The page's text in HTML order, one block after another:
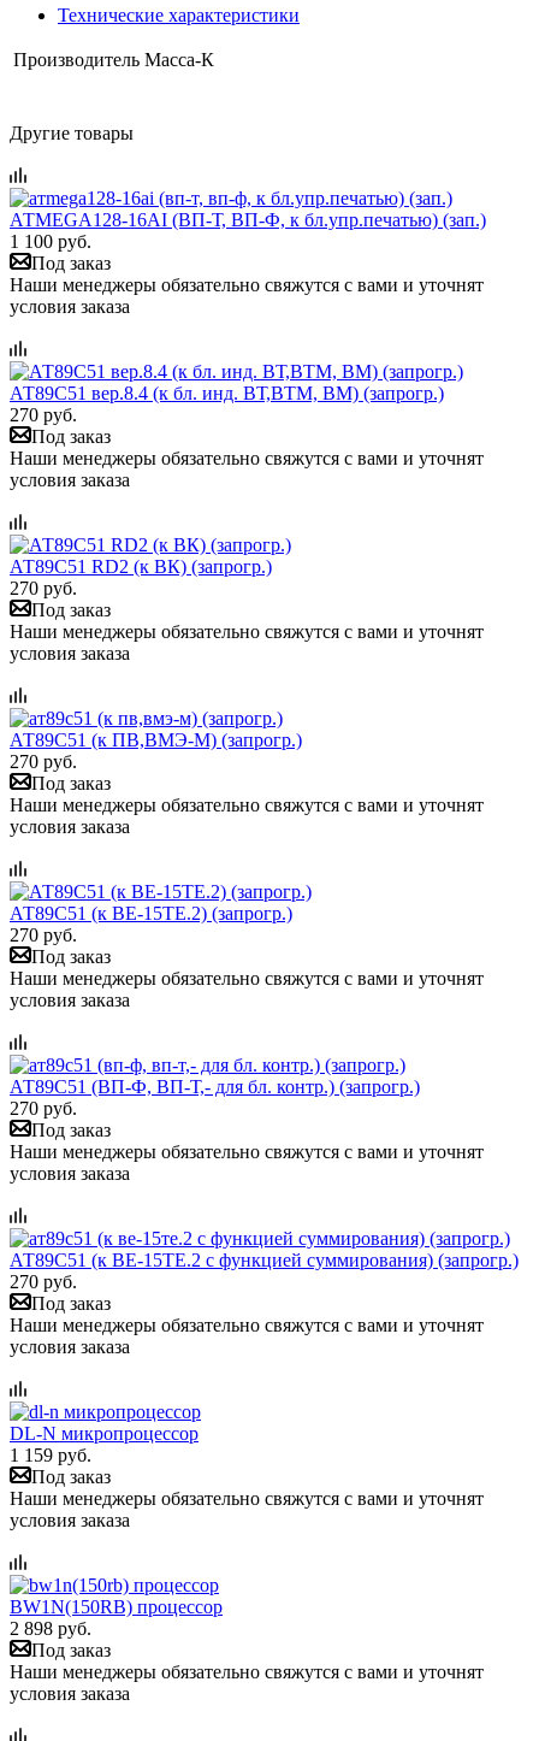
Технические характеристики
Производитель Масса-К
Другие товары
АТMEGA128-16AI (ВП-Т, ВП-Ф, к бл.упр.печатью) (зап.)
1 100 руб.
Под заказ
Наши менеджеры обязательно свяжутся с вами и уточнят
условия заказа
АТ89С51 вер.8.4 (к бл. инд. ВТ,ВТМ, ВМ) (запрогр.)
270 руб.
Под заказ
Наши менеджеры обязательно свяжутся с вами и уточнят
условия заказа
АТ89С51 RD2 (к ВК) (запрогр.)
270 руб.
Под заказ
Наши менеджеры обязательно свяжутся с вами и уточнят
условия заказа
АТ89С51 (к ПВ,ВМЭ-М) (запрогр.)
270 руб.
Под заказ
Наши менеджеры обязательно свяжутся с вами и уточнят
условия заказа
АТ89С51 (к ВЕ-15ТЕ.2) (запрогр.)
270 руб.
Под заказ
Наши менеджеры обязательно свяжутся с вами и уточнят
условия заказа
АТ89С51 (ВП-Ф, ВП-Т,- для бл. контр.) (запрогр.)
270 руб.
Под заказ
Наши менеджеры обязательно свяжутся с вами и уточнят
условия заказа
АТ89С51 (к ВЕ-15ТЕ.2 с функцией суммирования) (запрогр.)
270 руб.
Под заказ
Наши менеджеры обязательно свяжутся с вами и уточнят
условия заказа
DL-N микропроцессор
1 159 руб.
Под заказ
Наши менеджеры обязательно свяжутся с вами и уточнят
условия заказа
BW1N(150RB) процессор
2 898 руб.
Под заказ
Наши менеджеры обязательно свяжутся с вами и уточнят
условия заказа